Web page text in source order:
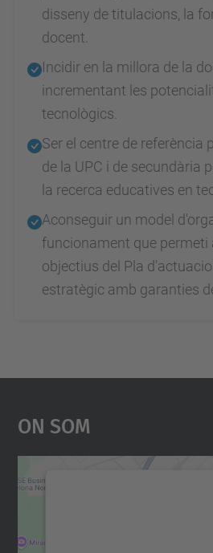
disseny de titulacions, la
docent.
Incidir en la millora de la
incrementant les
tecnològics.
Ser el centre de referència
de la UPC i de secundària
la recerca educatives en
Aconseguir un model
funcionament que permeti
objectius del Pla
estratègic amb garanties
On Som